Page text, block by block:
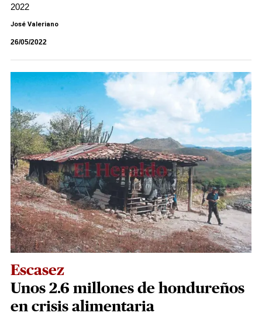
2022
José Valeriano
26/05/2022
Escasez
Unos 2.6 millones de hondureños
en crisis alimentaria